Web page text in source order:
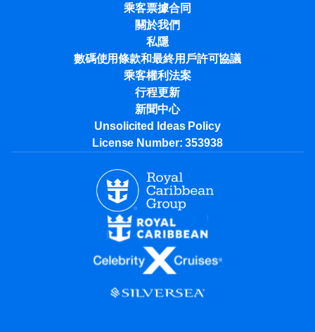
乘客票據合同
關於我們
私隱
數碼使用條款和最終用戶許可協議
乘客權利法案
行程更新
新聞中心
Unsolicited Ideas Policy
License Number: 353938